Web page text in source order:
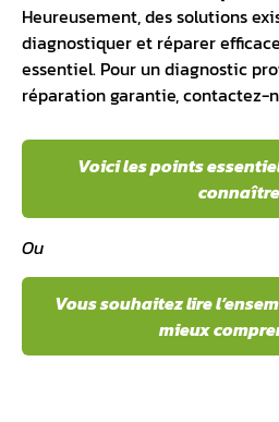
Heureusement, des solutions
diagnostiquer et réparer
essentiel. Pour un diagnostic
réparation garantie, contactez-
Voici les points
Ou
Vous souhaitez lire
mieux